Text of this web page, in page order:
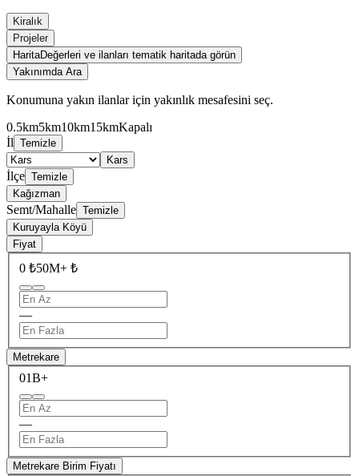
Kiralık
Projeler
HaritaDeğerleri ve ilanları tematik haritada görün
Yakınımda Ara
Konumuna yakın ilanlar için yakınlık mesafesini seç.
0.5km5km10km15kmKapalı
İl Temizle
Kars
İlçe Temizle
Kağızman
Semt/Mahalle Temizle
Kuruyayla Köyü
Fiyat
0 ₺50M+ ₺
—
Metrekare
01B+
—
Metrekare Birim Fiyatı